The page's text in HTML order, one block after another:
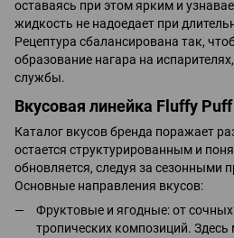
оставаясь при этом ярким и
жидкость не надоедает при
Рецептура сбалансирована так,
образование нагара на
службы.
Вкусовая линейка Fluffy Puff
Каталог вкусов бренда поражает
остается структурированным и
обновляется, следуя за сезонными
Основные направления вкусов:
Фруктовые и ягодные: от
тропических композиций.